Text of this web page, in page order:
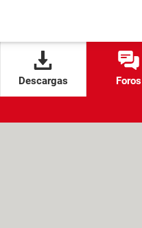
Descargas Foros